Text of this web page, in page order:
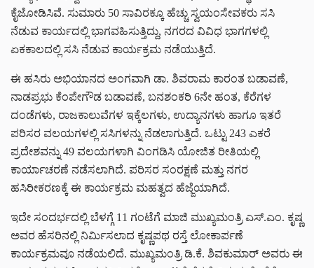
ಕೈಜೋಡಿಸಿವೆ. ಸುಮಾರು 50 ಸಾವಿರಕ್ಕೂ ಹೆಚ್ಚು ಸ್ವಯಂಸೇವಕರು ಸಸಿ
ನೆಡುವ ಕಾರ್ಯದಲ್ಲಿ ಭಾಗವಹಿಸುತ್ತಿದ್ದು, ನಗರದ ವಿವಿಧ ಭಾಗಗಳಲ್ಲಿ
ಏಕಕಾಲದಲ್ಲಿ ಸಸಿ ನೆಡುವ ಕಾರ್ಯಕ್ರಮ ನಡೆಯುತ್ತಿದೆ.
ಈ ಹಸಿರು ಅಭಿಯಾನದ ಅಂಗವಾಗಿ ಡಾ. ಶಿವರಾಮ ಕಾರಂತ ಬಡಾವಣೆ,
ನಾಡಪ್ರಭು ಕೆಂಪೇಗೌಡ ಬಡಾವಣೆ, ಬನಶಂಕರಿ 6ನೇ ಹಂತ, ಕೆರೆಗಳ
ದಂಡೆಗಳು, ರಾಜಕಾಲುವೆಗಳ ಇಕ್ಕೆಲಗಳು, ಉದ್ಯಾನಗಳು ಹಾಗೂ ಇತರೆ
ಪರಿಸರ ವಲಯಗಳಲ್ಲಿ ಸಸಿಗಳನ್ನು ನೆಡಲಾಗುತ್ತಿದೆ. ಒಟ್ಟು 243 ಎಕರೆ
ಪ್ರದೇಶವನ್ನು 49 ವಲಯಗಳಾಗಿ ವಿಂಗಡಿಸಿ ಯೋಜಿತ ರೀತಿಯಲ್ಲಿ
ಕಾರ್ಯಾಚರಣೆ ನಡೆಸಲಾಗಿದೆ. ಪರಿಸರ ಸಂರಕ್ಷಣೆ ಮತ್ತು ನಗರ
ಹಸಿರೀಕರಣಕ್ಕೆ ಈ ಕಾರ್ಯಕ್ರಮ ಮಹತ್ವದ ಹೆಜ್ಜೆಯಾಗಿದೆ.
ಇದೇ ಸಂದರ್ಭದಲ್ಲಿ ಬೆಳಗ್ಗೆ 11 ಗಂಟೆಗೆ ಮಾಜಿ ಮುಖ್ಯಮಂತ್ರಿ ಎಸ್.ಎಂ. ಕೃಷ್ಣ
ಅವರ ಹೆಸರಿನಲ್ಲಿ ನಿರ್ಮಿಸಲಾದ ಕೃಷ್ಣಪಥ ರಸ್ತೆ ಲೋಕಾರ್ಪಣೆ
ಕಾರ್ಯಕ್ರಮವೂ ನಡೆಯಲಿದೆ. ಮುಖ್ಯಮಂತ್ರಿ ಡಿ.ಕೆ. ಶಿವಕುಮಾರ್ ಅವರು ಈ